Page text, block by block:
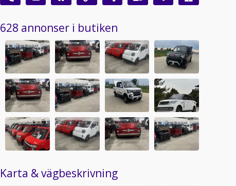
628 annonser i butiken
Karta & vägbeskrivning